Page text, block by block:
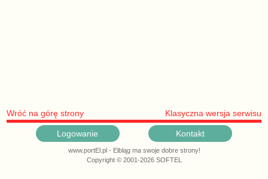
Wróć na górę strony Klasyczna wersja serwisu
Logowanie Kontakt
www.portEl.pl - Elbląg ma swoje dobre strony!
Copyright © 2001-2026 SOFTEL